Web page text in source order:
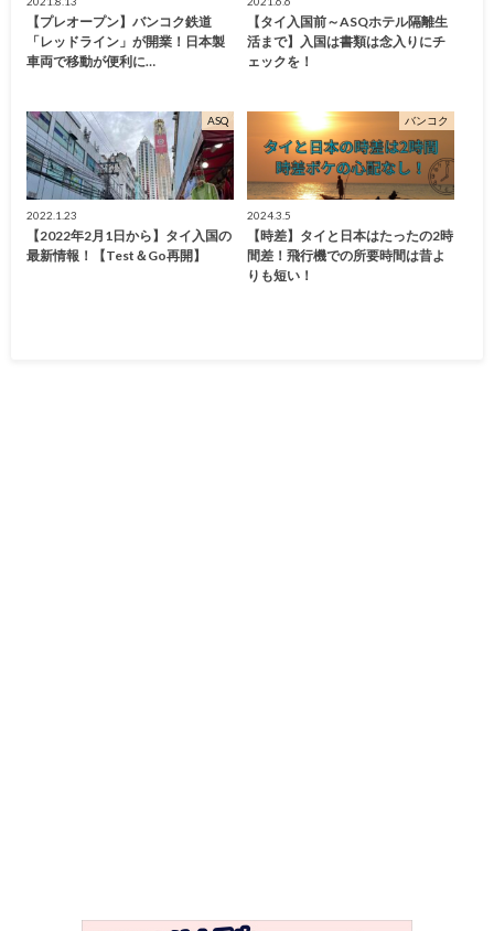
【プレオープン】バンコク鉄道
「レッドライン」が開業！日本製
車両で移動が便利に…
【タイ入国前～ASQホテル隔離生
活まで】入国は書類は念入りにチ
ェックを！
ASQ
2022.1.23
【2022年2月1日から】タイ入国の
最新情報！【Test＆Go再開】
バンコク
2024.3.5
【時差】タイと日本はたったの2時
間差！飛行機での所要時間は昔よ
りも短い！